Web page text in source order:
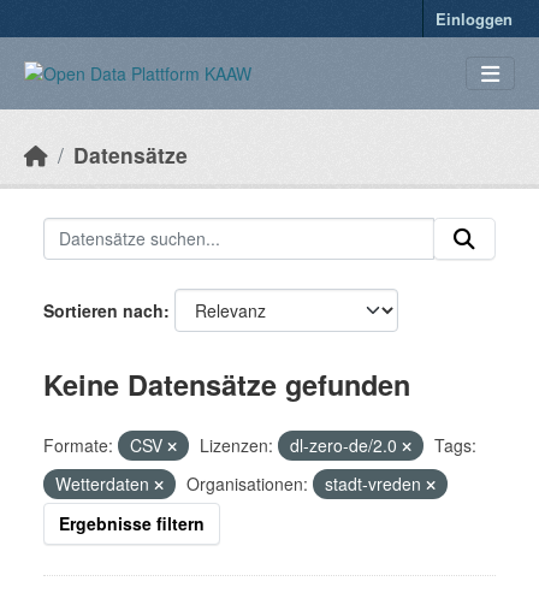
Einloggen
Datensätze
Sortieren nach
Keine Datensätze gefunden
Formate: CSV Lizenzen: dl-zero-de/2.0
Tags:
Wetterdaten
Organisationen:
stadt-vreden
Ergebnisse filtern